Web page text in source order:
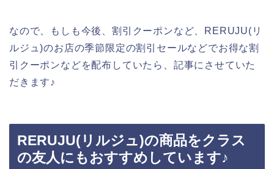
なので、もしも今後、割引クーポンなど、RERUJU(リ
ルジュ)のお店の季節限定の割引セールなどでお得な割
引クーポンなどを配布していたら、記事にさせていた
だきます♪
RERUJU(リルジュ)の商品をクラス
の友人にもおすすめしています♪